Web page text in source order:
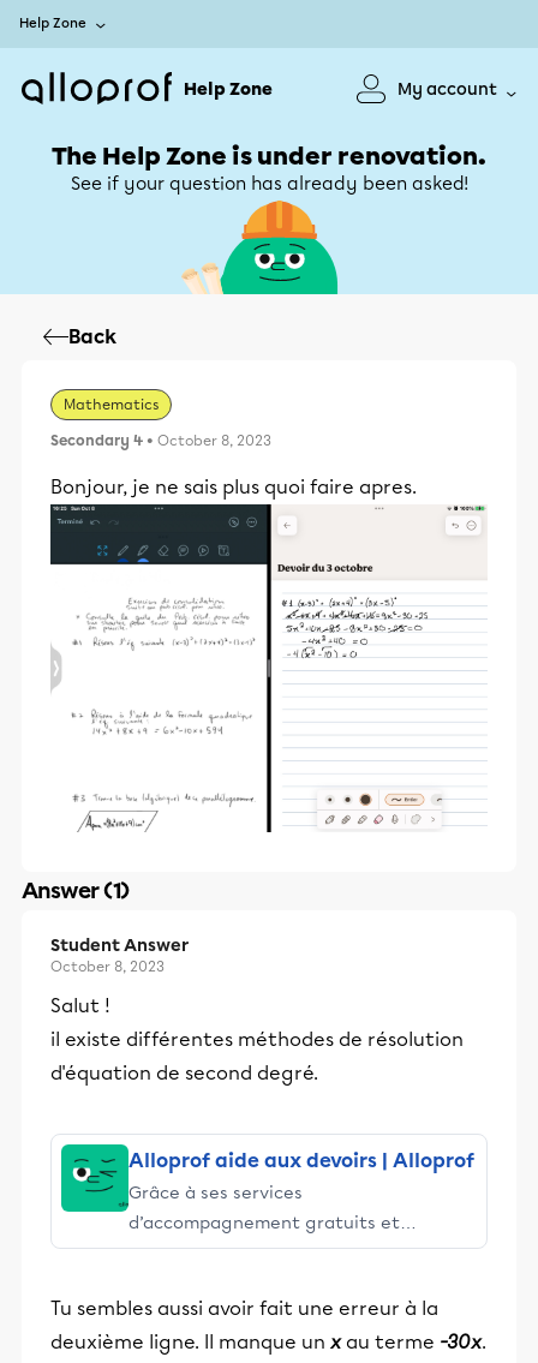
Help Zone
Help Zone My account
The Help Zone is under renovation.
See if your question has already been asked!
Back
Mathematics
Secondary 4 • October 8, 2023
Bonjour, je ne sais plus quoi faire apres.
Answer (1)
Student Answer
October 8, 2023
Salut !
il existe différentes méthodes de résolution
d'équation de second degré.
Alloprof aide aux devoirs | Alloprof
Grâce à ses services
d’accompagnement gratuits et
stimulants, Alloprof engage les élèves
éducative.
Tu sembles aussi avoir fait une erreur à la
deuxième ligne. Il manque un xau terme -30x.